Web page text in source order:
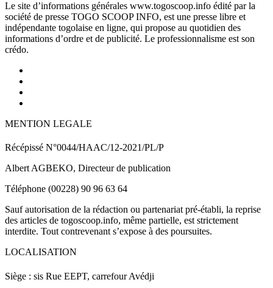
Le site d’informations générales www.togoscoop.info édité par la
société de presse TOGO SCOOP INFO, est une presse libre et
indépendante togolaise en ligne, qui propose au quotidien des
informations d’ordre et de publicité. Le professionnalisme est son
crédo.
MENTION LEGALE
Récépissé N°0044/HAAC/12-2021/PL/P
Albert AGBEKO, Directeur de publication
Téléphone (00228) 90 96 63 64
Sauf autorisation de la rédaction ou partenariat pré-établi, la reprise
des articles de togoscoop.info, même partielle, est strictement
interdite. Tout contrevenant s’expose à des poursuites.
LOCALISATION
Siège : sis Rue EEPT, carrefour Avédji